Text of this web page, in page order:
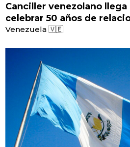
Canciller venezolano llega
celebrar 50 años de
Venezuela 🇻🇪